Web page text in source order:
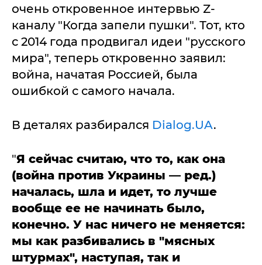
очень откровенное интервью Z-
каналу "Когда запели пушки". Тот, кто
с 2014 года продвигал идеи "русского
мира", теперь откровенно заявил:
война, начатая Россией, была
ошибкой с самого начала.
В деталях разбирался Dialog.UA.
"Я сейчас считаю, что то, как она
(война против Украины — ред.)
началась, шла и идет, то лучше
вообще ее не начинать было,
конечно. У нас ничего не меняется:
мы как разбивались в "мясных
штурмах", наступая, так и